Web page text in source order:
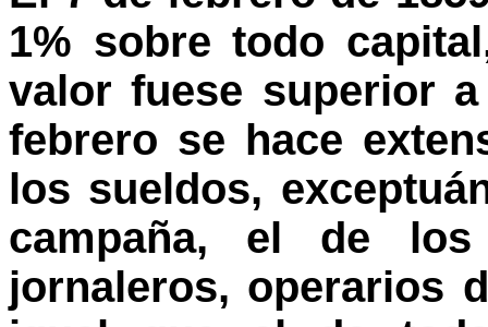
1% sobre todo
valor fuese superior
febrero se hace
los sueldos,
campaña, el de los
jornaleros, operarios